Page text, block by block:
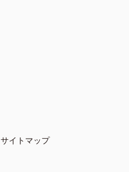
サイトマップ